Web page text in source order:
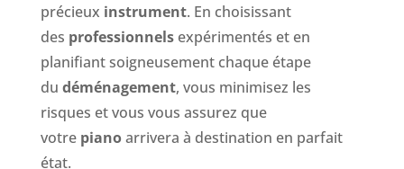
précieux instrument. En choisissant
des professionnelsexpérimentés et en
planifiant soigneusement chaque étape
du déménagement, vous minimisez les
risques et vous vous assurez que
votre pianoarrivera à destination en parfait
état.